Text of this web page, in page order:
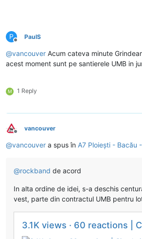
P
Deconectat
PaulS
@vancouver Acum cateva minute
acest moment sunt pe santierele UMB in
M 1 Reply
Deconectat
vancouver
@vancouver a spus în A7 Ploiești - Bacău
@rockband de acord
In alta ordine de idei, s-a deschis
vest, parte din contractul UMB pentru
3.1K views · 60 reactions | Circulați fraților!